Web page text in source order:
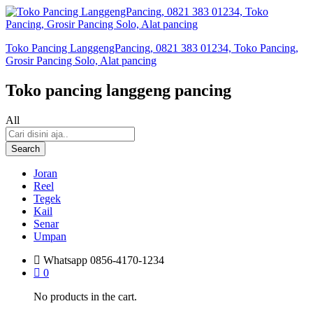
Toko Pancing LanggengPancing, 0821 383 01234, Toko Pancing,
Grosir Pancing Solo, Alat pancing
Toko pancing langgeng pancing
All
Search
Joran
Reel
Tegek
Kail
Senar
Umpan
Whatsapp 0856-4170-1234
0
No products in the cart.